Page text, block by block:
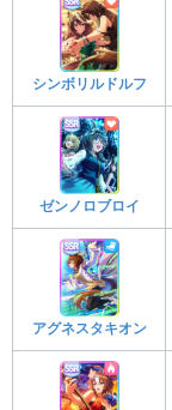
シンボリルドルフ
ゼンノロブロイ
アグネスタキオン